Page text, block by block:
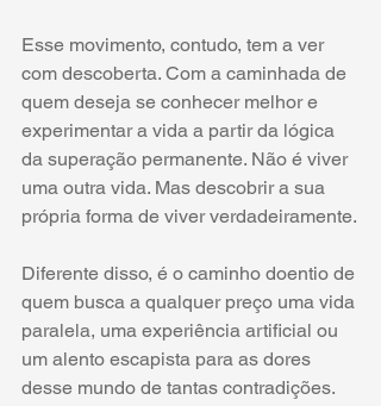
Esse movimento, contudo, tem a ver
com descoberta. Com a caminhada de
quem deseja se conhecer melhor e
experimentar a vida a partir da lógica
da superação permanente. Não é viver
uma outra vida. Mas descobrir a sua
própria forma de viver verdadeiramente.
Diferente disso, é o caminho doentio de
quem busca a qualquer preço uma vida
paralela, uma experiência artificial ou
um alento escapista para as dores
desse mundo de tantas contradições.